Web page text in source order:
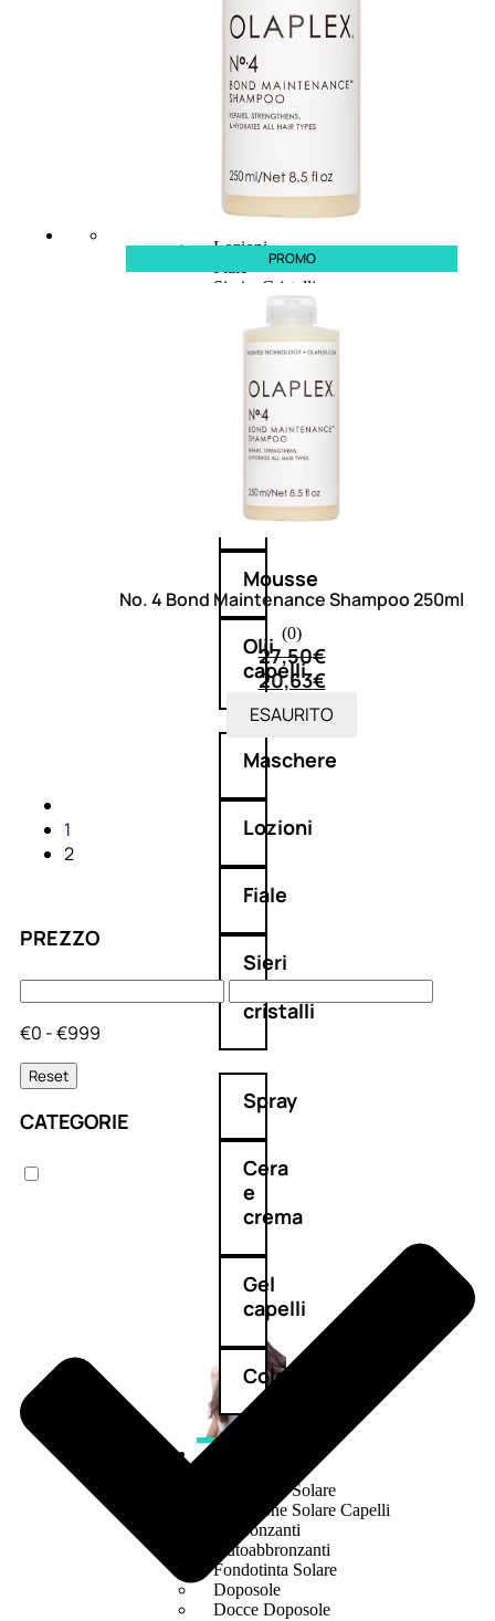
CAPELLI
Balsamo
Mousse
Olii Capelli
Lozioni
Fiale
Sieri e Cristalli
Cera e Crema
Gel Capelli
Shampoo
Balsamo
Mousse
Olii
capelli
Maschere
Lozioni
Fiale
Sieri
e
cristalli
Spray
Cera
e
crema
Gel
capelli
Colorazione
Protezione Solare
Protezione Solare Capelli
Abbronzanti
Autoabbronzanti
Fondotinta Solare
Doposole
Docce Doposole
PREZZO
€0 - €999
Reset
CATEGORIE
PROMO
No. 4 Bond Maintenance Shampoo 250ml
(0)
27,50€
20,63€
ESAURITO
1
2